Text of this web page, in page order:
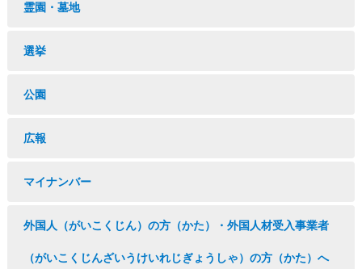
霊園・墓地
選挙
公園
広報
マイナンバー
外国人（がいこくじん）の方（かた）・外国人材受入事業者
（がいこくじんざいうけいれじぎょうしゃ）の方（かた）へ